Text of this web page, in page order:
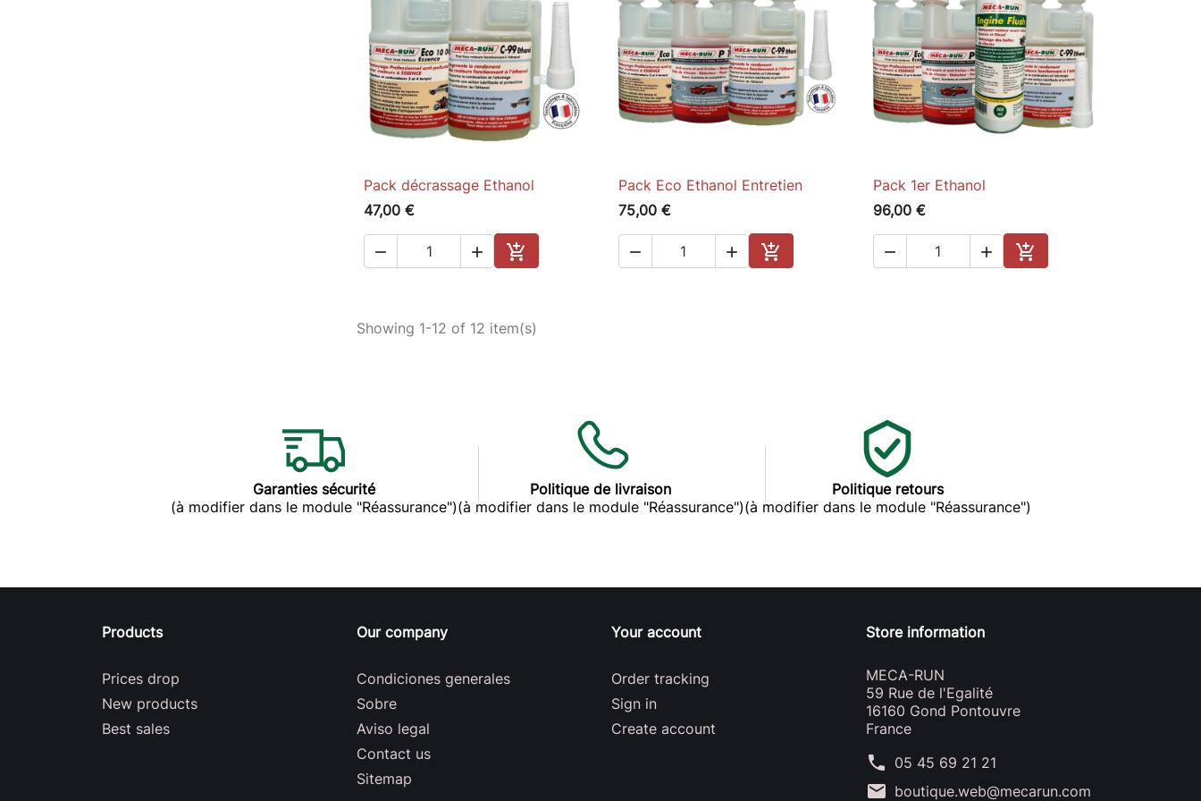
 Quick view
Pack décrassage Ethanol
47,00 €
  
Add to cart
 Quick view
Pack Eco Ethanol Entretien
75,00 €
  
Add to cart
 Quick view
Pack 1er Ethanol
96,00 €
  
Add to cart
Showing 1-12 of 12 item(s)
Garanties sécurité
(à modifier dans le module "Réassurance")
Politique de livraison
(à modifier dans le module "Réassurance")
Politique retours
(à modifier dans le module "Réassurance")
Products
Prices drop
New products
Best sales
Our company
Condiciones generales
Sobre
Aviso legal
Contact us
Sitemap
Your account
Order tracking
Sign in
Create account
Store information
MECA-RUN
59 Rue de l'Egalité
16160 Gond Pontouvre
France
phone 05 45 69 21 21
mail boutique.web@mecarun.com